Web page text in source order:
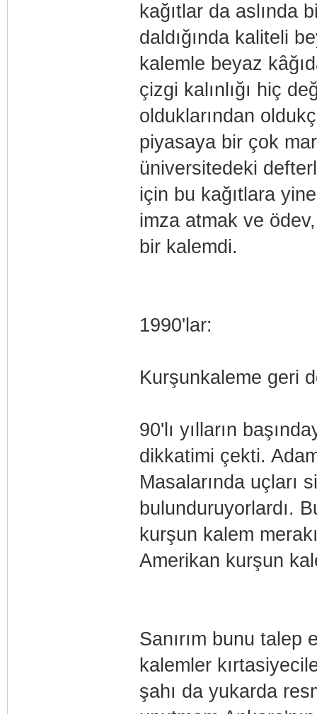
kağıtlar da aslında
daldığında kaliteli
kalemle beyaz
çizgi kalınlığı hiç
olduklarından
piyasaya bir çok
üniversitedeki
için bu kağıtlara
imza atmak ve
bir kalemdi.
1990'lar:
Kurşunkaleme geri
90'lı yılların
dikkatimi çekti.
Masalarında uçları
bulunduruyorlardı.
kurşun kalem
Amerikan kurşun
Sanırım bunu talep
kalemler
şahı da yukarda